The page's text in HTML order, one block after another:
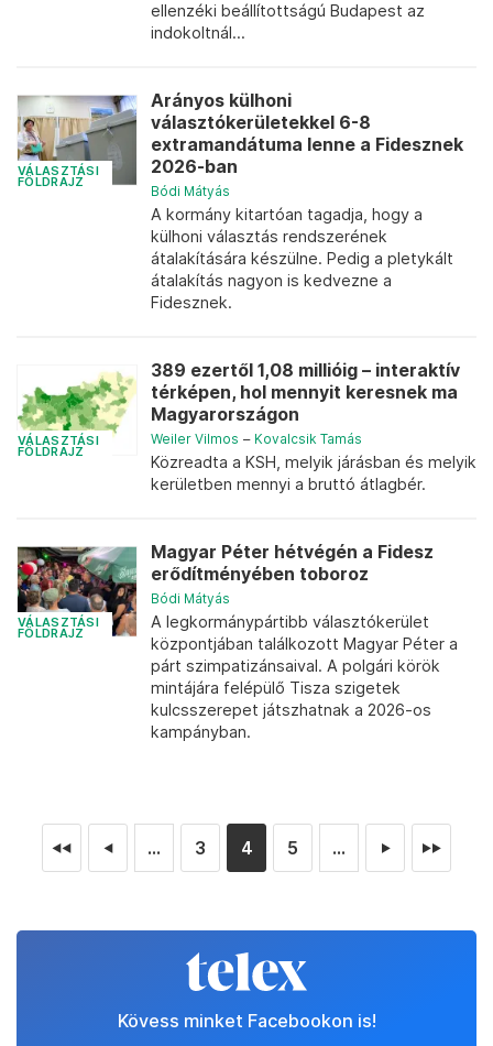
ellenzéki beállítottságú Budapest az
indokoltnál...
VÁLASZTÁSI
FÖLDRAJZ
Arányos külhoni
választókerületekkel 6-8
extramandátuma lenne a Fidesznek
2026-ban
Bódi Mátyás
A kormány kitartóan tagadja, hogy a
külhoni választás rendszerének
átalakítására készülne. Pedig a pletykált
átalakítás nagyon is kedvezne a
Fidesznek.
VÁLASZTÁSI
FÖLDRAJZ
389 ezertől 1,08 millióig – interaktív
térképen, hol mennyit keresnek ma
Magyarországon
Weiler Vilmos – Kovalcsik Tamás
Közreadta a KSH, melyik járásban és melyik
kerületben mennyi a bruttó átlagbér.
VÁLASZTÁSI
FÖLDRAJZ
Magyar Péter hétvégén a Fidesz
erődítményében toboroz
Bódi Mátyás
A legkormánypártibb választókerület
központjában találkozott Magyar Péter a
párt szimpatizánsaival. A polgári körök
mintájára felépülő Tisza szigetek
kulcsszerepet játszhatnak a 2026-os
kampányban.
◄◄ ◄ ... 3 4 5 ... ► ►►
Kövess minket Facebookon is!